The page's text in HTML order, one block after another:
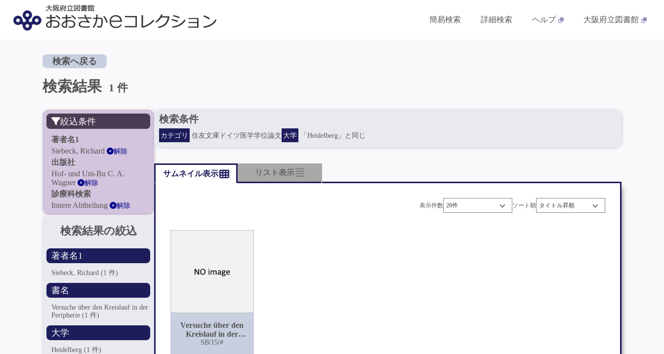
簡易検索 詳細検索 ヘルプ 大阪府立図書館
検索へ戻る
検索結果 1 件
絞込条件
著者名1
Siebeck, Richard
解除
出版社
Hof- und Uni-Bu C. A.
Wagner
解除
診療科検索
Innere Abtheilung
解除
検索結果の絞込
著者名1
Siebeck, Richard(1 件)
書名
Versuche über den Kreislauf in der
Peripherie(1 件)
大学
Heidelberg(1 件)
検索条件
カテゴリ 住友文庫ドイツ医学学位論文 大学 「Heidelberg」と同じ
サムネイル表示 リスト表示
表示件数 ソート順
Versuche über den
Kreislauf in der
Peripherie
SB/15/#